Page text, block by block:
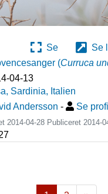
Se
Se
(Curruca
04-13
Sardinia, Italien
Andersson - Se profil
2014-04-28 Publiceret 2014-